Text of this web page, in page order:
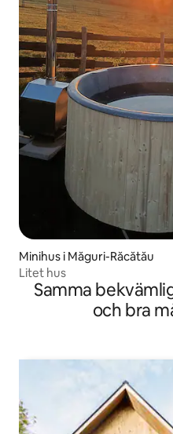
Minihus i Măguri-Răcătău
Litet hus
Samma
och bra